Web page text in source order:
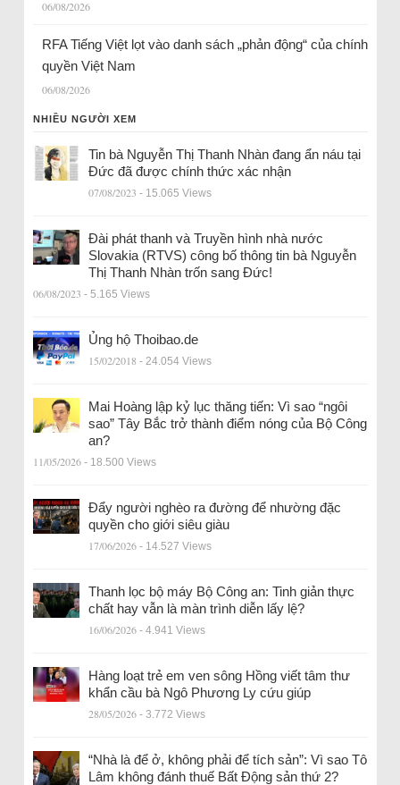
06/08/2026
RFA Tiếng Việt lọt vào danh sách „phản động“ của chính
quyền Việt Nam
06/08/2026
NHIỀU NGƯỜI XEM
Tin bà Nguyễn Thị Thanh Nhàn đang ẩn náu tại
Đức đã được chính thức xác nhận
07/08/2023 - 15.065 Views
Đài phát thanh và Truyền hình nhà nước
Slovakia (RTVS) công bố thông tin bà Nguyễn
Thị Thanh Nhàn trốn sang Đức!
06/08/2023 - 5.165 Views
Ủng hộ Thoibao.de
15/02/2018 - 24.054 Views
Mai Hoàng lập kỷ lục thăng tiến: Vì sao “ngôi
sao” Tây Bắc trở thành điểm nóng của Bộ Công
an?
11/05/2026 - 18.500 Views
Đẩy người nghèo ra đường để nhường đặc
quyền cho giới siêu giàu
17/06/2026 - 14.527 Views
Thanh lọc bộ máy Bộ Công an: Tinh giản thực
chất hay vẫn là màn trình diễn lấy lệ?
16/06/2026 - 4.941 Views
Hàng loạt trẻ em ven sông Hồng viết tâm thư
khẩn cầu bà Ngô Phương Ly cứu giúp
28/05/2026 - 3.772 Views
“Nhà là để ở, không phải để tích sản”: Vì sao Tô
Lâm không đánh thuế Bất Động sản thứ 2?